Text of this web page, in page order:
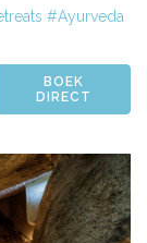
Ayurveda
BOEK
DIRECT